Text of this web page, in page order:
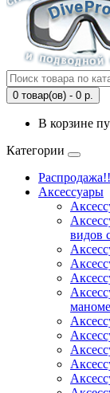
0 товар(ов) - 0 р.
В корзине
Категории
Аксессуары
видов